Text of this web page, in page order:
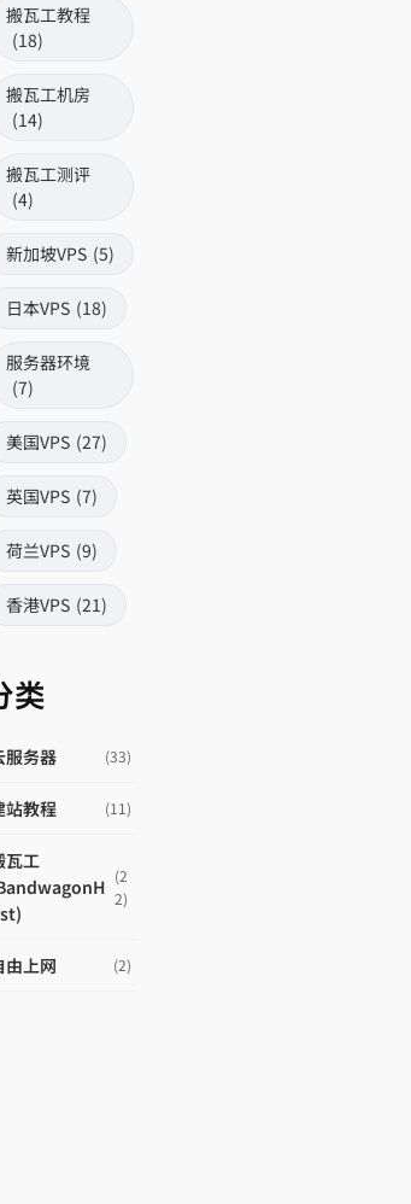
搬瓦工教程
(18)
搬瓦工机房
(14)
搬瓦工测评
(4)
新加坡VPS (5)
日本VPS (18)
服务器环境
(7)
美国VPS (27)
英国VPS (7)
荷兰VPS (9)
香港VPS (21)
类
服务器 (33)
站教程 (11)
瓦工
(2
2)
由上网 (2)